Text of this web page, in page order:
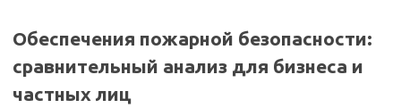
Обеспечения пожарной безопасности:
сравнительный анализ для бизнеса и
частных лиц